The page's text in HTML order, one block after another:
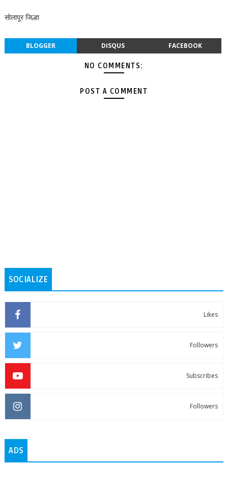
सोलापूर जिल्हा
BLOGGER DISQUS FACEBOOK
NO COMMENTS:
POST A COMMENT
SOCIALIZE
Likes
Followers
Subscribes
Followers
ADS